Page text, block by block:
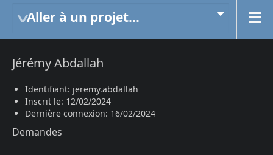
Aller à un projet...
Jérémy Abdallah
Identifiant: jeremy.abdallah
Inscrit le: 12/02/2024
Dernière connexion: 16/02/2024
Demandes